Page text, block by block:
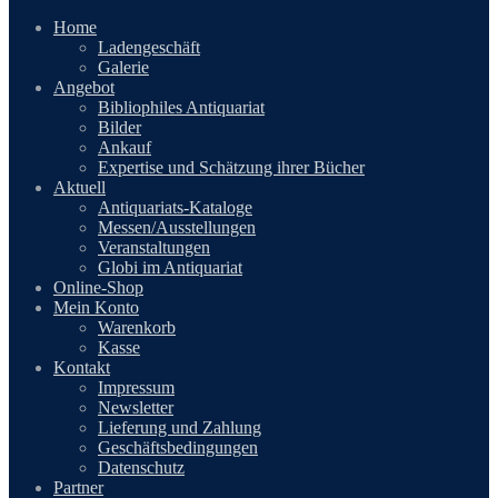
Home
Ladengeschäft
Galerie
Angebot
Bibliophiles Antiquariat
Bilder
Ankauf
Expertise und Schätzung ihrer Bücher
Aktuell
Antiquariats-Kataloge
Messen/Ausstellungen
Veranstaltungen
Globi im Antiquariat
Online-Shop
Mein Konto
Warenkorb
Kasse
Kontakt
Impressum
Newsletter
Lieferung und Zahlung
Geschäftsbedingungen
Datenschutz
Partner